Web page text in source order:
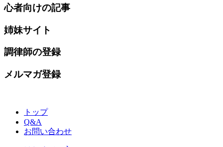
心者向けの記事
姉妹サイト
調律師の登録
メルマガ登録
トップ
Q&A
お問い合わせ